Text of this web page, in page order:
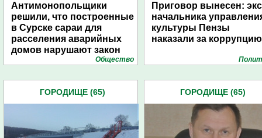
Антимонопольщики
решили, что построенные
в Сурске сараи для
расселения аварийных
домов нарушают закон
Общество
Приговор вынесен:
начальника
культуры Пензы
наказали за коррупцию
ГОРОДИЩЕ (65) ГОРОДИЩЕ (65)